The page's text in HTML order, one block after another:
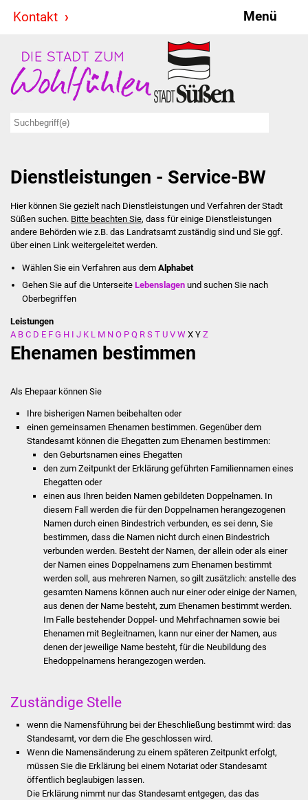
Kontakt Menü
Stadt & Politik
Bürgermeister
Ausschüsse
Ratsinformationssystem
Jugendbeirat
Summerrockfestival
Stadtverwaltung
Stellenangebote
Kontakt
Veröffentlichungen
Ortsrecht
FNP / Bebauungspläne
Wahlen
Stadtinfo
Jubiläumsjahr 2021
Projekte
Schulentwicklung Bizet
Sanierung Hallenbad
Dienstleistungen - Service-BW
Hier können Sie gezielt nach Dienstleistungen und Verfahren der Stadt
Süßen suchen. Bitte beachten Sie, dass für einige Dienstleistungen
andere Behörden wie z.B. das Landratsamt zuständig sind und Sie ggf.
über einen Link weitergeleitet werden.
Wählen Sie ein Verfahren aus dem Alphabet
Gehen Sie auf die UnterseiteLebenslagen und suchen Sie nach
Oberbegriffen
Leistungen
A B C D E F G H I J K L M N O P Q R S T U V W X Y Z
Ehenamen bestimmen
Als Ehepaar können Sie
Ihre bisherigen Namen beibehalten oder
einen gemeinsamen Ehenamen bestimmen. Gegenüber dem
Standesamt können die Ehegatten zum Ehenamen bestimmen:
denGeburtsnamen eines Ehegatten
den zum Zeitpunkt der Erklärung geführten Familiennamen eines
Ehegatten oder
einen aus Ihren beiden Namen gebildeten Doppelnamen. In
diesem Fall werden die für den Doppelnamen herangezogenen
Namen durch einen Bindestrich verbunden, es sei denn, Sie
bestimmen, dass die Namen nicht durch einen Bindestrich
verbunden werden. Besteht der Namen, der allein oder als einer
der Namen eines Doppelnamens zum Ehenamen bestimmt
werden soll, aus mehreren Namen, so gilt zusätzlich: anstelle des
gesamten Namens können auch nur einer oder einige der Namen,
aus denen der Name besteht, zum Ehenamen bestimmt werden.
Im Falle bestehender Doppel- und Mehrfachnamen sowie bei
Ehenamen mit Begleitnamen, kann nur einer der Namen, aus
denen der jeweilige Name besteht, für die Neubildung des
Ehedoppelnamens herangezogen werden.
Zuständige Stelle
wenn die Namensführung bei der Eheschließung bestimmt wird: das
Standesamt, vor dem die Ehe geschlossen wird.
Wenn die Namensänderung zu einem späteren Zeitpunkt erfolgt,
müssen Sie die Erklärung bei einem Notariat oder Standesamt
öffentlich beglaubigen lassen.
Die Erklärung nimmt nur das Standesamt entgegen, das das